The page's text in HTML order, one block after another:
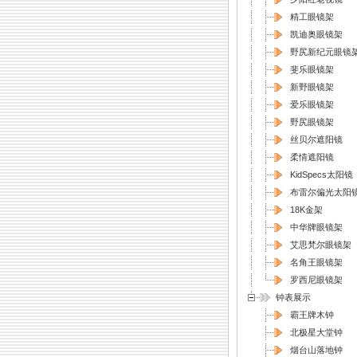
精工眼镜架
凯迪奥眼镜架
野尻新纪元眼镜
斐乐眼镜架
新野眼镜架
爱乐眼镜架
野尻眼镜架
丝贝尔遮阳镜
柔情遮阳镜
KidSpecs太阳镜
布雷尔偏光太阳
18K金架
中华牌眼镜架
艾思梵尔眼镜架
名角王眼镜架
罗西尼眼镜架
钟表展示
霸王牌木钟
北极星大堂钟
烟台山落地钟